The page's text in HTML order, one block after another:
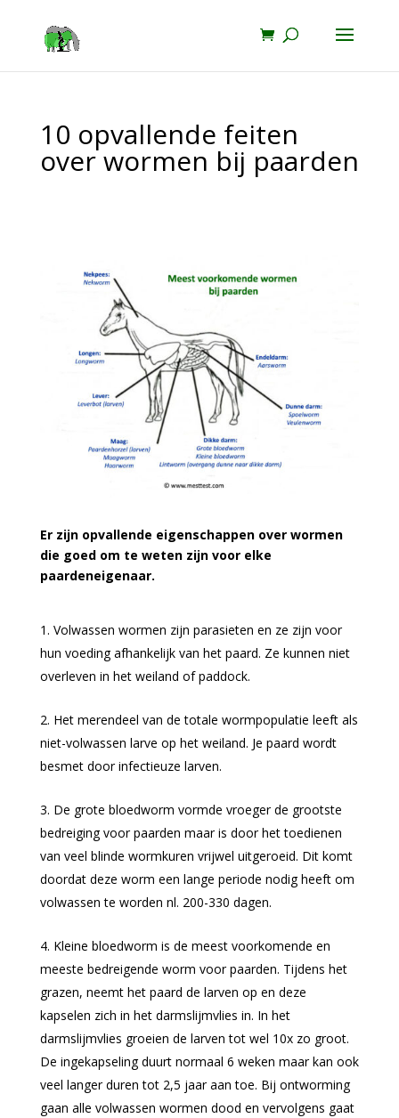
10 opvallende feiten
over wormen bij paarden
Er zijn opvallende eigenschappen over wormen
die goed om te weten zijn voor elke
paardeneigenaar.
Volwassen wormen zijn parasieten en ze zijn voor
hun voeding afhankelijk van het paard. Ze kunnen niet
overleven in het weiland of paddock.
Het merendeel van de totale wormpopulatie leeft als
niet-volwassen larve op het weiland. Je paard wordt
besmet door infectieuze larven.
De grote bloedworm vormde vroeger de grootste
bedreiging voor paarden maar is door het toedienen
van veel blinde wormkuren vrijwel uitgeroeid. Dit komt
doordat deze worm een lange periode nodig heeft om
volwassen te worden nl. 200-330 dagen.
Kleine bloedworm is de meest voorkomende en
meeste bedreigende worm voor paarden. Tijdens het
grazen, neemt het paard de larven op en deze
kapselen zich in het darmslijmvlies in. In het
darmslijmvlies groeien de larven tot wel 10x zo groot.
De ingekapseling duurt normaal 6 weken maar kan ook
veel langer duren tot 2,5 jaar aan toe. Bij ontworming
gaan alle volwassen wormen dood en vervolgens gaat